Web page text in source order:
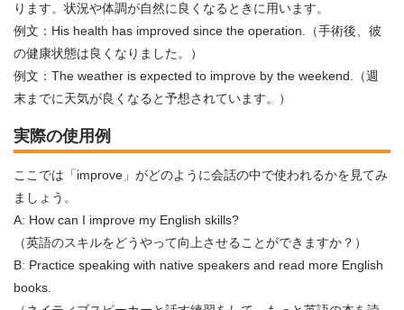
ります。状況や体調が自然に良くなるときに用います。
例文：His health has improved since the operation.（手術後、彼
の健康状態は良くなりました。）
例文：The weather is expected to improve by the weekend.（週
末までに天気が良くなると予想されています。）
実際の使用例
ここでは「improve」がどのように会話の中で使われるかを見てみ
ましょう。
A: How can I improve my English skills?
（英語のスキルをどうやって向上させることができますか？）
B: Practice speaking with native speakers and read more English
books.